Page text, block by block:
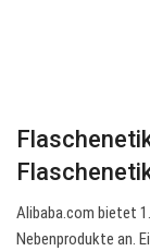
Alibaba.com bietet
Nebenprodukte an.